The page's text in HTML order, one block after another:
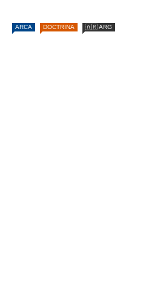
ARCA DOCTRINA 🇦🇷 ARG